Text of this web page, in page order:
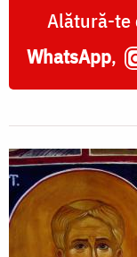
Alătură-te
WhatsApp,